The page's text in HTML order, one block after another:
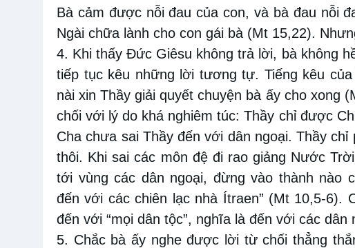
Bà cảm được nỗi đau của con, và bà đau nỗi
Ngài chữa lành cho con gái bà (Mt 15,22).
4. Khi thấy Đức Giêsu không trả lời, bà không
tiếp tục kêu những lời tương tự. Tiếng kêu
nài xin Thầy giải quyết chuyện bà ấy cho xong
chối với lý do khá nghiêm túc: Thầy chỉ được
Cha chưa sai Thầy đến với dân ngoại. Thầy
thôi. Khi sai các môn đệ đi rao giảng Nước
tới vùng các dân ngoại, đừng vào thành nào
đến với các chiên lạc nhà Ítraen” (Mt 10,5-6).
đến với “mọi dân tộc”, nghĩa là đến với các dân
5. Chắc bà ấy nghe được lời từ chối thẳng